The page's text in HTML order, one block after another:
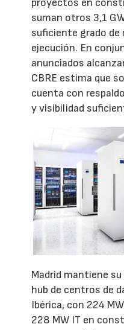
suman otros 3,1
suficiente grado de
ejecución. En
anunciados
CBRE estima que
cuenta con
y visibilidad
Madrid mantiene
hub de centros de
Ibérica, con 224
228 MW IT en